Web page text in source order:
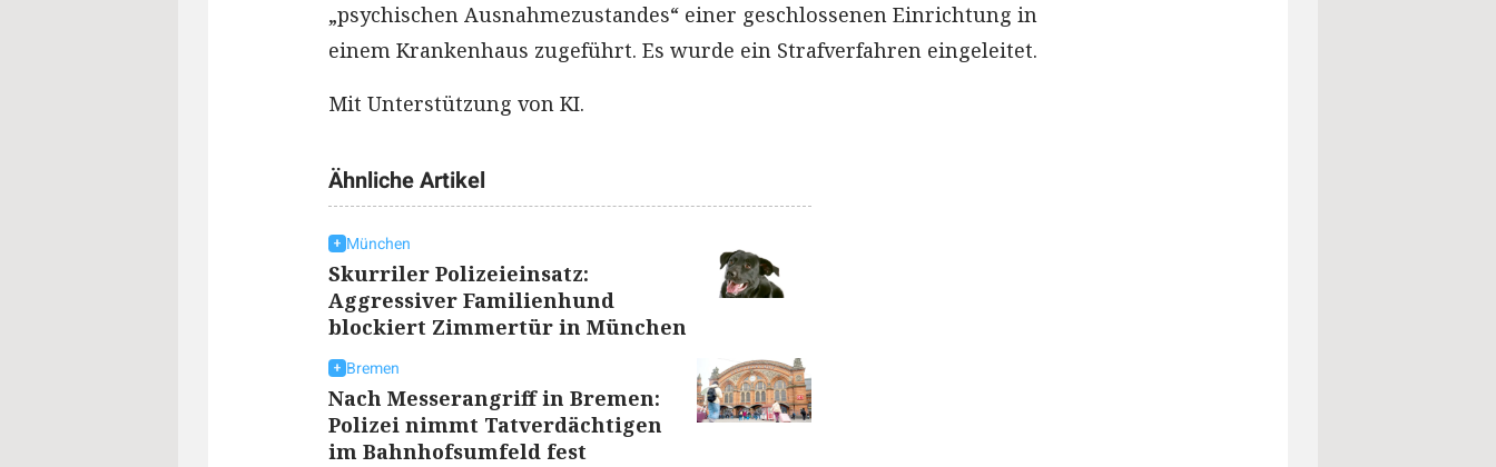
„psychischen Ausnahmezustandes“ einer geschlossenen Einrichtung in
einem Krankenhaus zugeführt. Es wurde ein Strafverfahren eingeleitet.
Mit Unterstützung von KI.
Ähnliche Artikel
München
Skurriler Polizeieinsatz:
Aggressiver Familienhund
blockiert Zimmertür in München
Bremen
Nach Messerangriff in Bremen:
Polizei nimmt Tatverdächtigen
im Bahnhofsumfeld fest